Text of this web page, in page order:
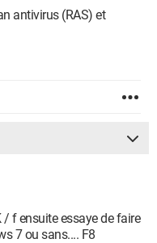
antivirus (RAS) et
f ensuite essaye de faire
7 ou sans.... F8